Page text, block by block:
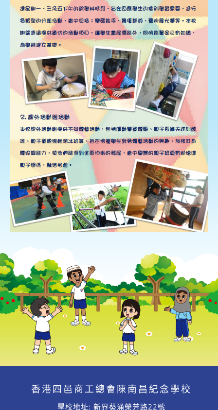
香港四邑商工總會陳南昌紀念學校
學校地址: 新界葵涌榮芳路22號